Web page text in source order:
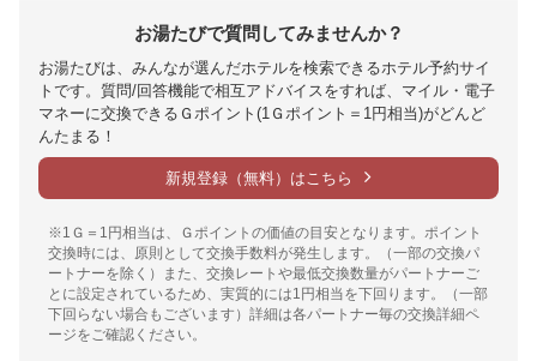
お湯たびで質問してみませんか？
お湯たびは、みんなが選んだホテルを検索できるホテル予約サイ
トです。質問/回答機能で相互アドバイスをすれば、マイル・電子
マネーに交換できるＧポイント(1Ｇポイント＝1円相当)がどんど
んたまる！
新規登録（無料）はこちら
※1Ｇ＝1円相当は、Ｇポイントの価値の目安となります。ポイント
交換時には、原則として交換手数料が発生します。（一部の交換パ
ートナーを除く）また、交換レートや最低交換数量がパートナーご
とに設定されているため、実質的には1円相当を下回ります。（一部
下回らない場合もございます）詳細は各パートナー毎の交換詳細ペ
ージをご確認ください。